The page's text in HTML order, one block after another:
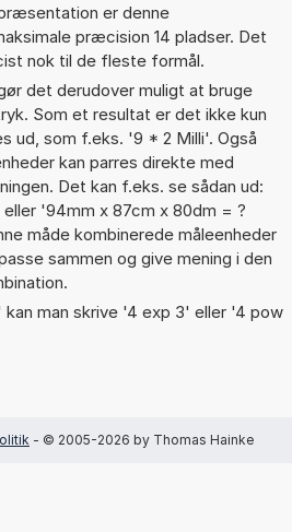
er denne
præcision 14 pladser. Det
nok til de fleste formål.
det derudover muligt at bruge
Som et resultat er det ikke kun
ud, som f.eks. '9 * 2 Milli'. Også
kan parres direkte med
Det kan f.eks. se sådan ud:
eller '94mm x 87cm x 80dm = ?
måde kombinerede måleenheder
sammen og give mening i den
man skrive '4 exp 3' eller '4 pow
- © 2005-2026 by Thomas Hainke